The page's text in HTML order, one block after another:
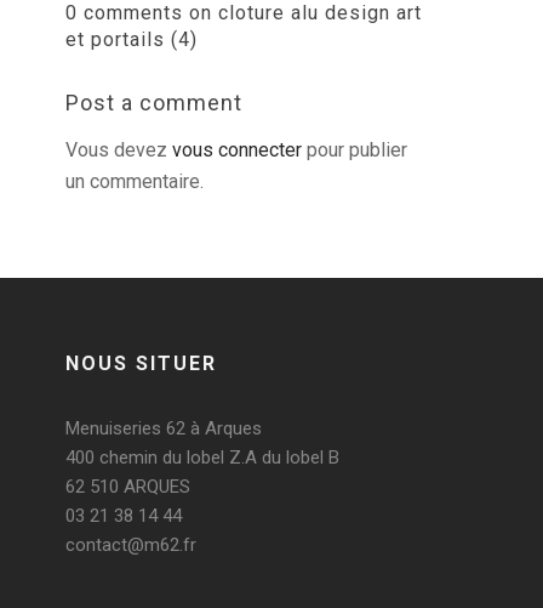
0 comments on cloture alu design art
et portails (4)
Post a comment
Vous devez vous connecter pour publier
un commentaire.
NOUS SITUER
Menuiseries 62 à Arques
400 chemin du lobel Z.A du lobel B
62 510 ARQUES
03 21 38 14 44
contact@m62.fr